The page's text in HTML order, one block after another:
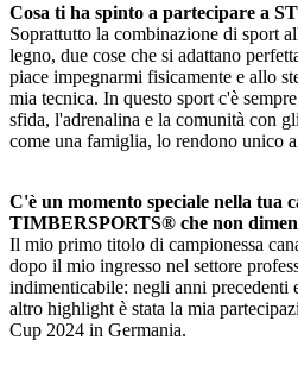
Cosa ti ha spinto a partecipare a
Soprattutto la combinazione di sport
legno, due cose che si adattano
piace impegnarmi fisicamente e allo
mia tecnica. In questo sport c'è
sfida, l'adrenalina e la comunità con
come una famiglia, lo rendono unico
C'è un momento speciale nella tua
TIMBERSPORTS® che non
Il mio primo titolo di campionessa
dopo il mio ingresso nel settore
indimenticabile: negli anni precedenti
altro highlight è stata la mia
Cup 2024 in Germania.